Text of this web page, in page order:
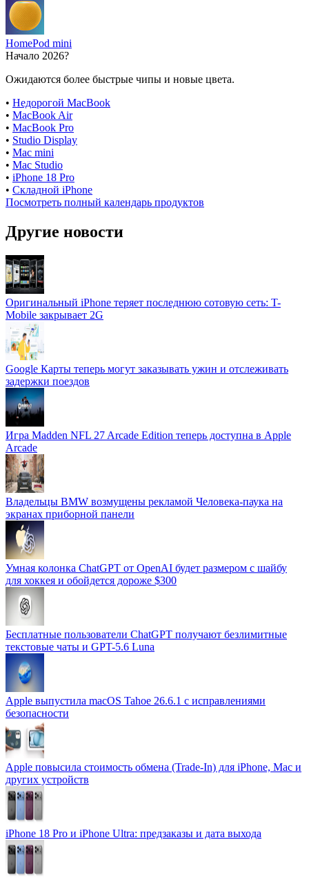
HomePod mini
Начало 2026?
Ожидаются более быстрые чипы и новые цвета.
• Недорогой MacBook
• MacBook Air
• MacBook Pro
• Studio Display
• Mac mini
• Mac Studio
• iPhone 18 Pro
• Складной iPhone
Посмотреть полный календарь продуктов
Другие новости
Оригинальный iPhone теряет последнюю сотовую сеть: T-
Mobile закрывает 2G
Google Карты теперь могут заказывать ужин и отслеживать
задержки поездов
Игра Madden NFL 27 Arcade Edition теперь доступна в Apple
Arcade
Владельцы BMW возмущены рекламой Человека-паука на
экранах приборной панели
Умная колонка ChatGPT от OpenAI будет размером с шайбу
для хоккея и обойдется дороже $300
Бесплатные пользователи ChatGPT получают безлимитные
текстовые чаты и GPT-5.6 Luna
Apple выпустила macOS Tahoe 26.6.1 с исправлениями
безопасности
Apple повысила стоимость обмена (Trade-In) для iPhone, Mac и
других устройств
iPhone 18 Pro и iPhone Ultra: предзаказы и дата выхода